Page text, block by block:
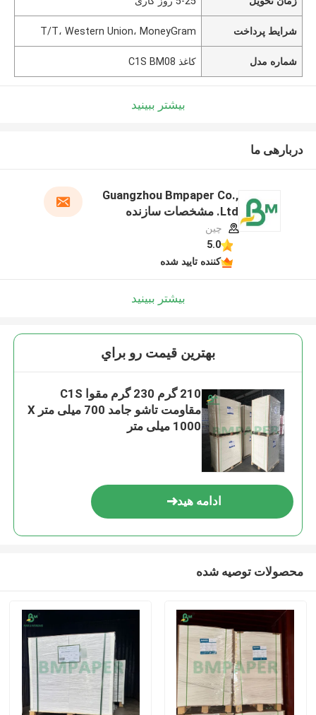
شرایط پرداخت T/T، Western Union، MoneyGram
شماره مدل کاغذ C1S BM08
بیشتر ببینید
دربارهی ما
Guangzhou Bmpaper Co.,
Ltd. مشخصات سازنده
چین
5.0
کننده تایید شده
بیشتر ببینید
بهترين قيمت رو براي
210 گرم 230 گرم مقوا C1S
مقاومت تاشو جامد 700 میلی متر X
1000 میلی متر
ادامه هید
محصولات توصیه شده